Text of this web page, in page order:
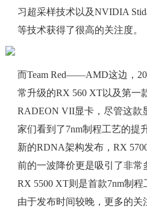
习超采样技术以及NVIDIA
等技术获得了很高的关注度。
而Team Red——AMD这边，
常升级的RX 560 XT以及第一
RADEON VII显卡，尽管这款
家们看到了7nm制程工艺的提
新的RDNA架构发布，RX
前的一波降价更是吸引了非常
RX 5500 XT则是首款7nm制
由于发布时间较晚，更多的关